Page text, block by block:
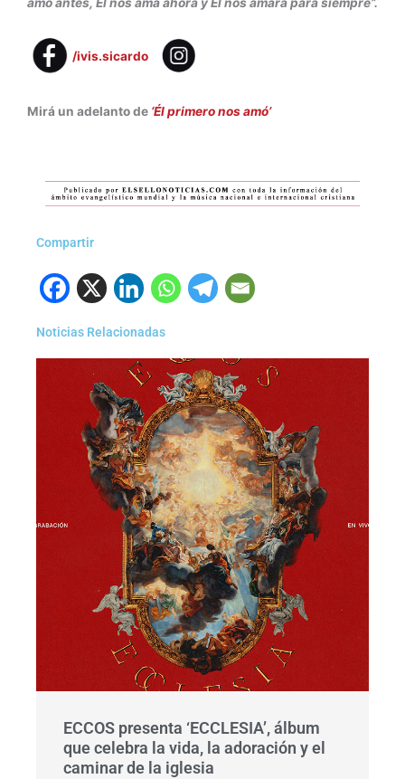
amó antes, Él nos ama ahora y Él nos amará para siempre”.
/ivis.sicardo
Mirá un adelanto de ‘Él primero nos amó’
Compartir
Noticias Relacionadas
ECCOS presenta ‘ECCLESIA’, álbum
que celebra la vida, la adoración y el
caminar de la iglesia